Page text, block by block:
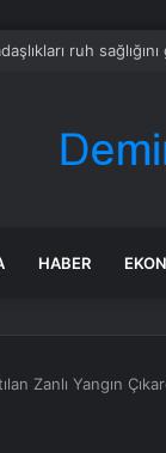
ruh
HABER
Zanlı Yangın